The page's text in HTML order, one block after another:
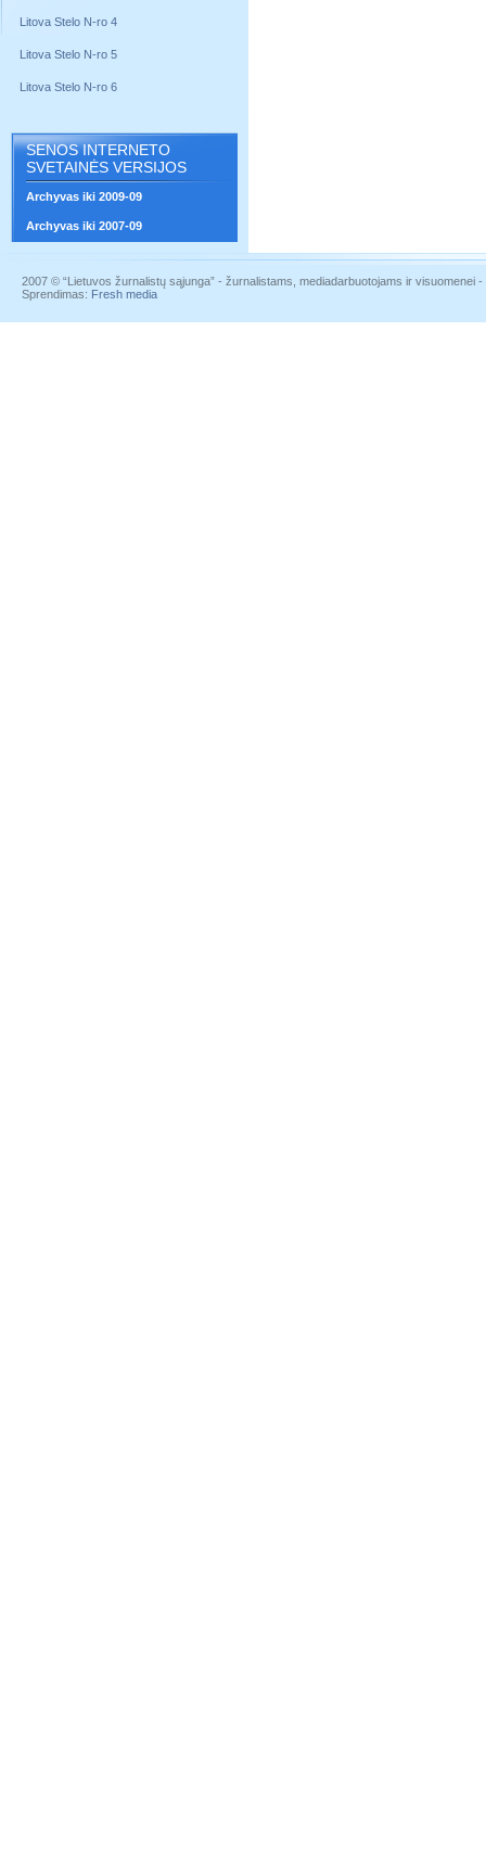
Litova Stelo N-ro 4
Litova Stelo N-ro 5
Litova Stelo N-ro 6
SENOS INTERNETO
SVETAINĖS VERSIJOS
Archyvas iki 2009-09
Archyvas iki 2007-09
2007 © “Lietuvos žurnalistų sąjunga” - žurnalistams, mediadarbuotojams ir visuomenei
Sprendimas: Fresh media